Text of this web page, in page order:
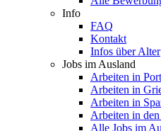
Info
FAQ
Kontakt
Infos über Alter
Jobs im Ausland
Arbeiten in
Arbeiten in
Arbeiten in
Arbeiten in
Alle Jobs im